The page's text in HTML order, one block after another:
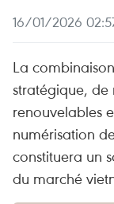
16/01/2026
La
stratégique, de
renouvelables
numérisation
constituera un
du marché